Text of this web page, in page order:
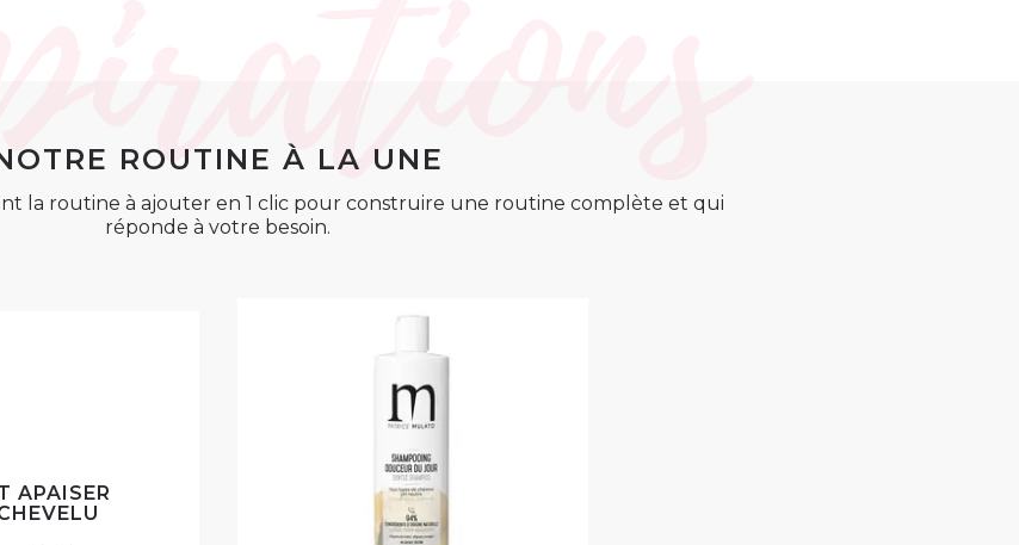
ROUTINE À LA UNE
la routine à ajouter en 1 clic pour construire une routine complète et qui
réponde à votre besoin.
APAISER